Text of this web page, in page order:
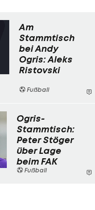
Am
Stammtisch
bei Andy
Ogris: Aleks
Ristovski
Fußball
Ogris-
Stammtisch:
Peter Stöger
über Lage
beim FAK
Fußball